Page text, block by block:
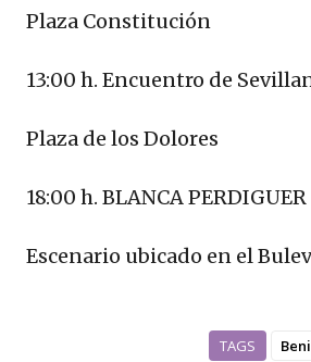
Plaza Constitución
13:00 h. Encuentro de
Plaza de los Dolores
18:00 h. BLANCA PERDIGUER
Escenario ubicado en el
TAGS